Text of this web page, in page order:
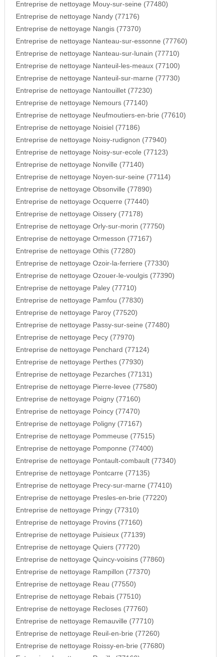
Entreprise de nettoyage Mouy-sur-seine (77480)
Entreprise de nettoyage Nandy (77176)
Entreprise de nettoyage Nangis (77370)
Entreprise de nettoyage Nanteau-sur-essonne (77760)
Entreprise de nettoyage Nanteau-sur-lunain (77710)
Entreprise de nettoyage Nanteuil-les-meaux (77100)
Entreprise de nettoyage Nanteuil-sur-marne (77730)
Entreprise de nettoyage Nantouillet (77230)
Entreprise de nettoyage Nemours (77140)
Entreprise de nettoyage Neufmoutiers-en-brie (77610)
Entreprise de nettoyage Noisiel (77186)
Entreprise de nettoyage Noisy-rudignon (77940)
Entreprise de nettoyage Noisy-sur-ecole (77123)
Entreprise de nettoyage Nonville (77140)
Entreprise de nettoyage Noyen-sur-seine (77114)
Entreprise de nettoyage Obsonville (77890)
Entreprise de nettoyage Ocquerre (77440)
Entreprise de nettoyage Oissery (77178)
Entreprise de nettoyage Orly-sur-morin (77750)
Entreprise de nettoyage Ormesson (77167)
Entreprise de nettoyage Othis (77280)
Entreprise de nettoyage Ozoir-la-ferriere (77330)
Entreprise de nettoyage Ozouer-le-voulgis (77390)
Entreprise de nettoyage Paley (77710)
Entreprise de nettoyage Pamfou (77830)
Entreprise de nettoyage Paroy (77520)
Entreprise de nettoyage Passy-sur-seine (77480)
Entreprise de nettoyage Pecy (77970)
Entreprise de nettoyage Penchard (77124)
Entreprise de nettoyage Perthes (77930)
Entreprise de nettoyage Pezarches (77131)
Entreprise de nettoyage Pierre-levee (77580)
Entreprise de nettoyage Poigny (77160)
Entreprise de nettoyage Poincy (77470)
Entreprise de nettoyage Poligny (77167)
Entreprise de nettoyage Pommeuse (77515)
Entreprise de nettoyage Pomponne (77400)
Entreprise de nettoyage Pontault-combault (77340)
Entreprise de nettoyage Pontcarre (77135)
Entreprise de nettoyage Precy-sur-marne (77410)
Entreprise de nettoyage Presles-en-brie (77220)
Entreprise de nettoyage Pringy (77310)
Entreprise de nettoyage Provins (77160)
Entreprise de nettoyage Puisieux (77139)
Entreprise de nettoyage Quiers (77720)
Entreprise de nettoyage Quincy-voisins (77860)
Entreprise de nettoyage Rampillon (77370)
Entreprise de nettoyage Reau (77550)
Entreprise de nettoyage Rebais (77510)
Entreprise de nettoyage Recloses (77760)
Entreprise de nettoyage Remauville (77710)
Entreprise de nettoyage Reuil-en-brie (77260)
Entreprise de nettoyage Roissy-en-brie (77680)